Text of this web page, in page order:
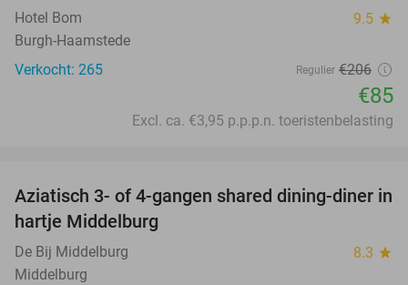
Hotel Bom 9.5 star
Burgh-Haamstede
Verkocht: 265
Regulier €206
€85
Excl. ca. €3,95 p.p.p.n. toeristenbelasting
36%
Aziatisch 3- of 4-gangen shared dining-diner in
hartje Middelburg
De Bij Middelburg 8.3 star
Middelburg